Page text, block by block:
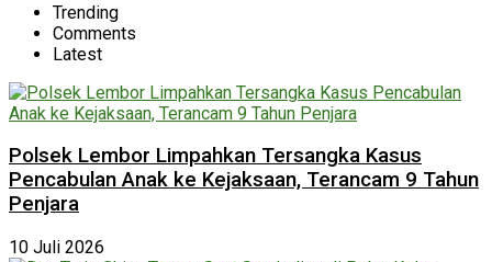
Trending
Comments
Latest
Polsek Lembor Limpahkan Tersangka Kasus
Pencabulan Anak ke Kejaksaan, Terancam 9 Tahun
Penjara
10 Juli 2026